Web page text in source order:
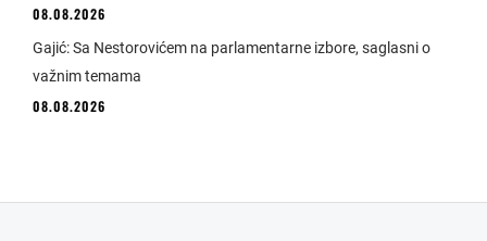
08.08.2026
Gajić: Sa Nestorovićem na parlamentarne izbore, saglasni o
važnim temama
08.08.2026